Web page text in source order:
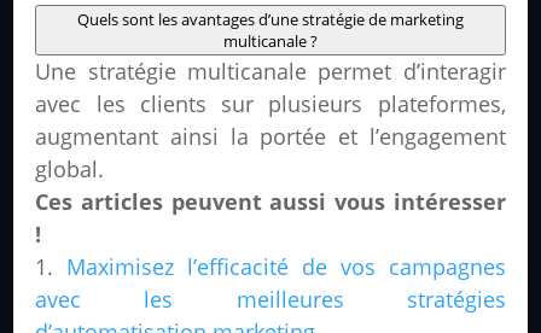
Quels sont les avantages d’une stratégie de marketing
multicanale ?
Une stratégie multicanale permet d’interagir
avec les clients sur plusieurs plateformes,
augmentant ainsi la portée et l’engagement
global.
Ces articles peuvent aussi vous intéresser
!
Maximisez l’efficacité de vos campagnes
avec les meilleures stratégies